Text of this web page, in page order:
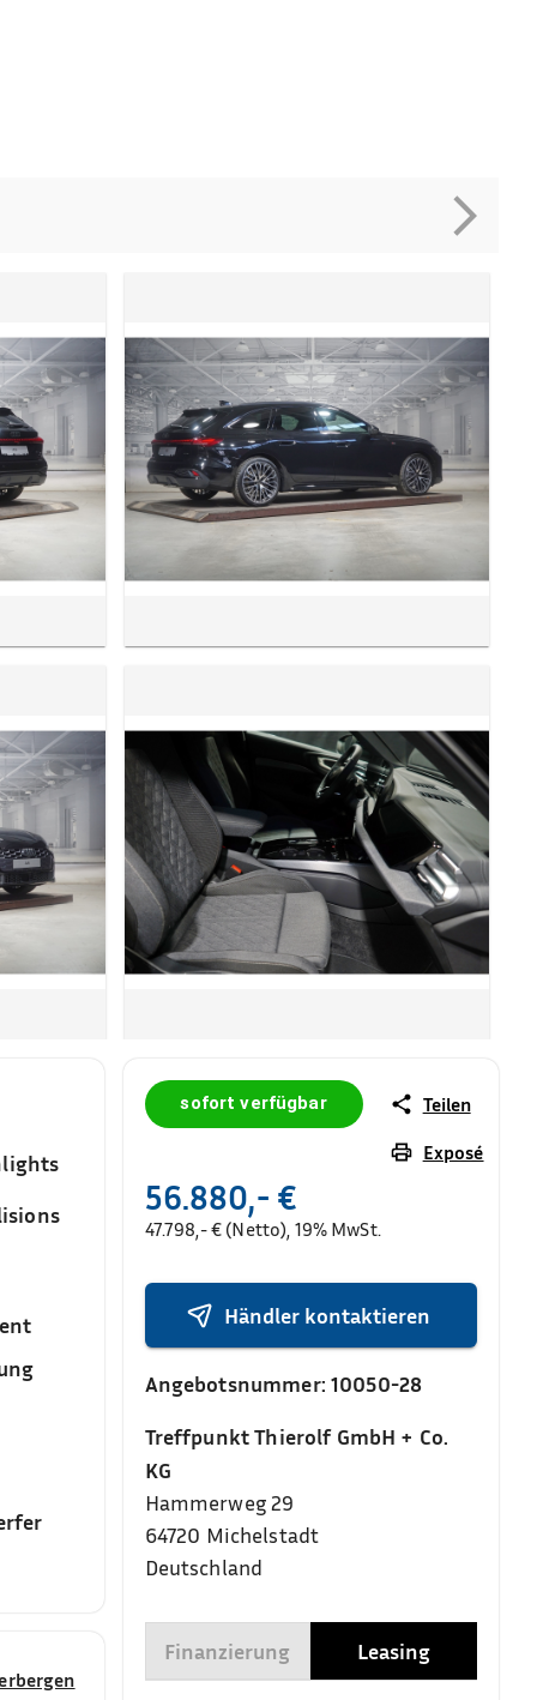
sofort verfügbar
Teilen
Exposé
56.880,- €
47.798,- € (Netto), 19% MwSt.
Händler kontaktieren
Angebotsnummer: 10050-28
Treffpunkt Thierolf GmbH + Co.
KG
Hammerweg 29
64720 Michelstadt
Deutschland
Finanzierung Leasing